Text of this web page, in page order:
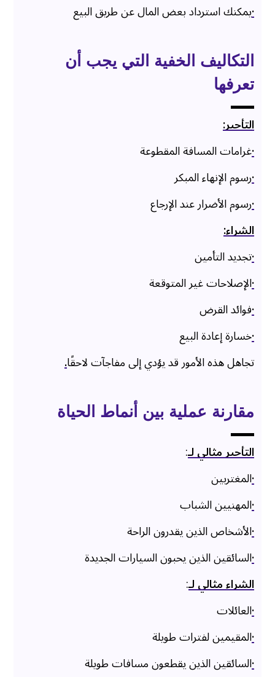
·يمكنك استرداد بعض المال عن طريق البيع
التكاليف الخفية التي يجب أن
تعرفها
التأجير:
·غرامات المسافة المقطوعة
·رسوم الإنهاء المبكر
·رسوم الأضرار عند الإرجاع
الشراء:
·تجديد التأمين
·الإصلاحات غير المتوقعة
·فوائد القرض
·خسارة إعادة البيع
تجاهل هذه الأمور قد يؤدي إلى مفاجآت لاحقًا.
مقارنة عملية بين أنماط الحياة
التأجير مثالي لـ:
·المغتربين
·المهنيين الشباب
·الأشخاص الذين يقدرون الراحة
·السائقين الذين يحبون السيارات الجديدة
الشراء مثالي لـ:
·العائلات
·المقيمين لفترات طويلة
·السائقين الذين يقطعون مسافات طويلة